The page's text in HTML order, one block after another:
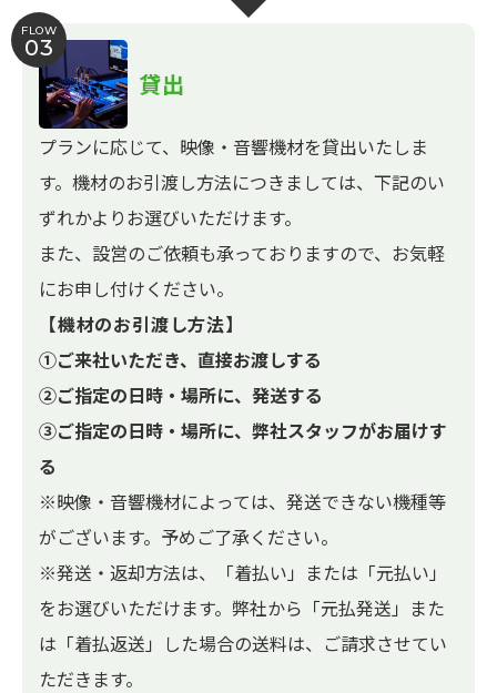
FLOW
03
貸出
プランに応じて、映像・音響機材を貸出いたしま
す。機材のお引渡し方法につきましては、下記のい
ずれかよりお選びいただけます。
また、設営のご依頼も承っておりますので、お気軽
にお申し付けください。
【機材のお引渡し方法】
①ご来社いただき、直接お渡しする
②ご指定の日時・場所に、発送する
③ご指定の日時・場所に、弊社スタッフがお届けす
る
※映像・音響機材によっては、発送できない機種等
がございます。予めご了承ください。
※発送・返却方法は、「着払い」または「元払い」
をお選びいただけます。弊社から「元払発送」また
は「着払返送」した場合の送料は、ご請求させてい
ただきます。